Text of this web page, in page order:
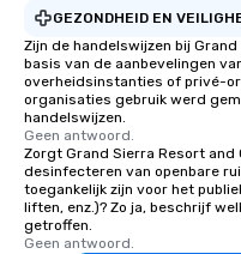
GEZONDHEID EN
Zijn de handelswijzen bij
basis van de aanbevelingen
overheidsinstanties of privé-
organisaties gebruik werd
handelswijzen.
Geen antwoord.
Zorgt Grand Sierra Resort and
desinfecteren van openbare
toegankelijk zijn voor het
liften, enz.)? Zo ja, beschrijf
getroffen.
Geen antwoord.